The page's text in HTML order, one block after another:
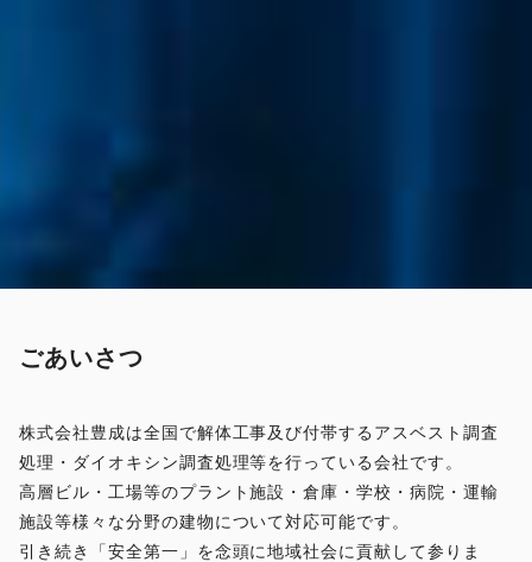
ごあいさつ
株式会社豊成は全国で解体工事及び付帯するアスベスト調査
処理・ダイオキシン調査処理等を行っている会社です。
高層ビル・工場等のプラント施設・倉庫・学校・病院・運輸
施設等様々な分野の建物について対応可能です。
引き続き「安全第一」を念頭に地域社会に貢献して参りま